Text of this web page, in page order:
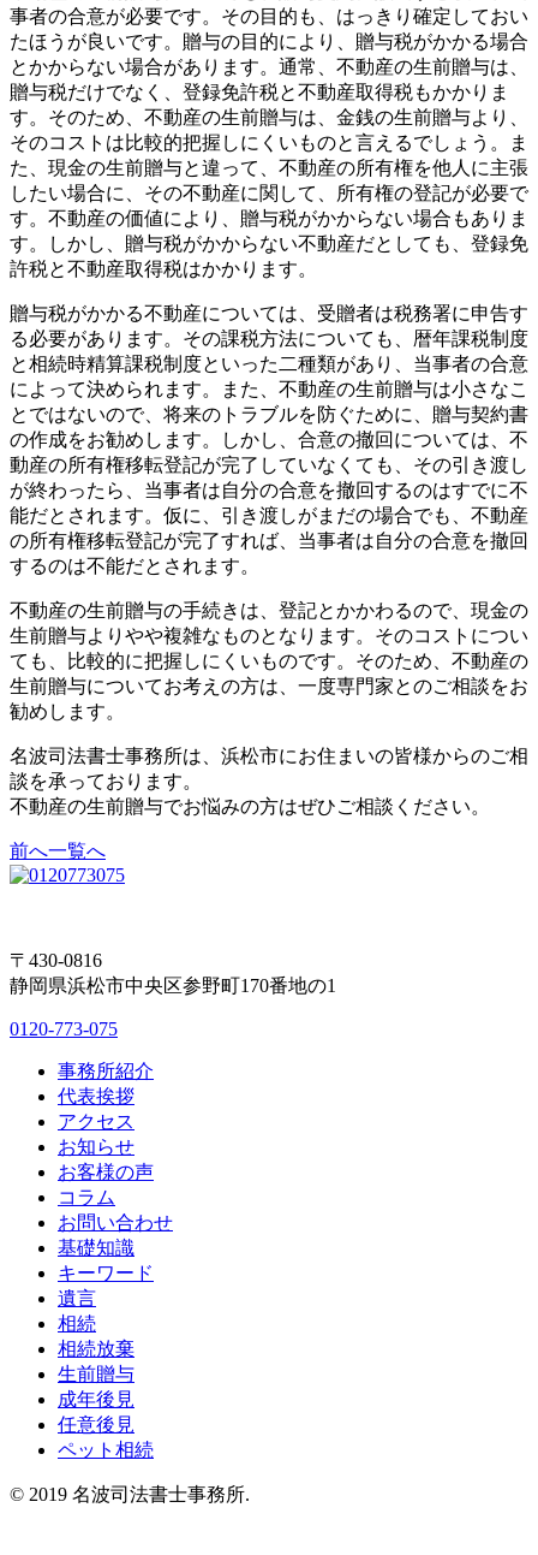
事者の合意が必要です。その目的も、はっきり確定しておい
たほうが良いです。贈与の目的により、贈与税がかかる場合
とかからない場合があります。通常、不動産の生前贈与は、
贈与税だけでなく、登録免許税と不動産取得税もかかりま
す。そのため、不動産の生前贈与は、金銭の生前贈与より、
そのコストは比較的把握しにくいものと言えるでしょう。ま
た、現金の生前贈与と違って、不動産の所有権を他人に主張
したい場合に、その不動産に関して、所有権の登記が必要で
す。不動産の価値により、贈与税がかからない場合もありま
す。しかし、贈与税がかからない不動産だとしても、登録免
許税と不動産取得税はかかります。
贈与税がかかる不動産については、受贈者は税務署に申告す
る必要があります。その課税方法についても、暦年課税制度
と相続時精算課税制度といった二種類があり、当事者の合意
によって決められます。また、不動産の生前贈与は小さなこ
とではないので、将来のトラブルを防ぐために、贈与契約書
の作成をお勧めします。しかし、合意の撤回については、不
動産の所有権移転登記が完了していなくても、その引き渡し
が終わったら、当事者は自分の合意を撤回するのはすでに不
能だとされます。仮に、引き渡しがまだの場合でも、不動産
の所有権移転登記が完了すれば、当事者は自分の合意を撤回
するのは不能だとされます。
不動産の生前贈与の手続きは、登記とかかわるので、現金の
生前贈与よりやや複雑なものとなります。そのコストについ
ても、比較的に把握しにくいものです。そのため、不動産の
生前贈与についてお考えの方は、一度専門家とのご相談をお
勧めします。
名波司法書士事務所は、浜松市にお住まいの皆様からのご相
談を承っております。
不動産の生前贈与でお悩みの方はぜひご相談ください。
前へ一覧へ
〒430-0816
静岡県浜松市中央区参野町170番地の1
0120-773-075
事務所紹介
代表挨拶
アクセス
お知らせ
お客様の声
コラム
お問い合わせ
基礎知識
キーワード
遺言
相続
相続放棄
生前贈与
成年後見
任意後見
ペット相続
© 2019 名波司法書士事務所.